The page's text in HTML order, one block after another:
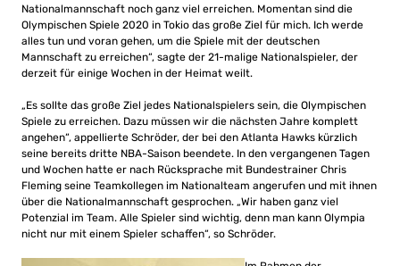
Nationalmannschaft noch ganz viel erreichen. Momentan sind die
Olympischen Spiele 2020 in Tokio das große Ziel für mich. Ich werde
alles tun und voran gehen, um die Spiele mit der deutschen
Mannschaft zu erreichen“, sagte der 21-malige Nationalspieler, der
derzeit für einige Wochen in der Heimat weilt.
„Es sollte das große Ziel jedes Nationalspielers sein, die Olympischen
Spiele zu erreichen. Dazu müssen wir die nächsten Jahre komplett
angehen“, appellierte Schröder, der bei den Atlanta Hawks kürzlich
seine bereits dritte NBA-Saison beendete. In den vergangenen Tagen
und Wochen hatte er nach Rücksprache mit Bundestrainer Chris
Fleming seine Teamkollegen im Nationalteam angerufen und mit ihnen
über die Nationalmannschaft gesprochen. „Wir haben ganz viel
Potenzial im Team. Alle Spieler sind wichtig, denn man kann Olympia
nicht nur mit einem Spieler schaffen“, so Schröder.